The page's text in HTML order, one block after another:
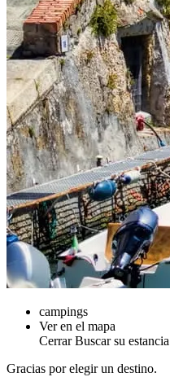
campings
Ver en el mapa
Cerrar Buscar su estancia
Gracias por elegir un destino.